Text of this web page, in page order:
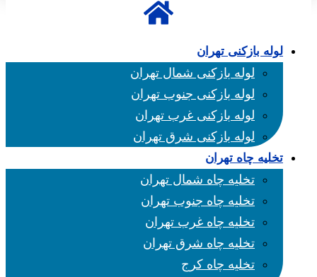
لوله بازکنی تهران
لوله بازکنی شمال تهران
لوله بازکنی جنوب تهران
لوله بازکنی غرب تهران
لوله بازکنی شرق تهران
تخلیه چاه تهران
تخلیه چاه شمال تهران
تخلیه چاه جنوب تهران
تخلیه چاه غرب تهران
تخلیه چاه شرق تهران
تخلیه چاه کرج